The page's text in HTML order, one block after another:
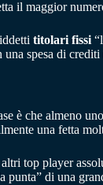
il maggior
titolari fissi
spesa di
è che almeno
una fetta
top player
punta” di una